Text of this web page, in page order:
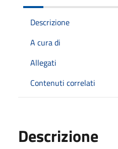
Descrizione
A cura di
Allegati
Contenuti correlati
Descrizione